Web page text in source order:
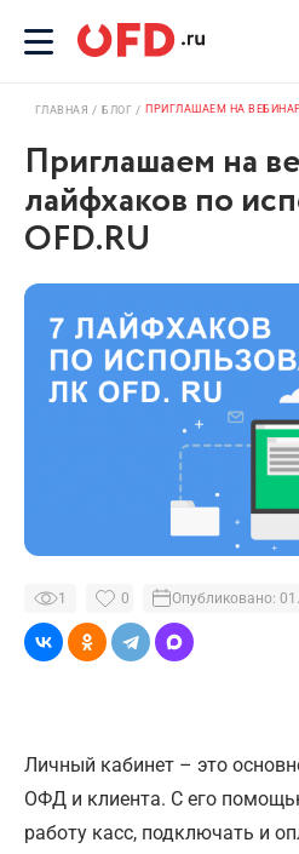
ГЛАВНАЯ БЛОГ
Приглашаем на
лайфхаков по
OFD.RU
1 Опубликовано:
0
Личный кабинет – это
ОФД и клиента. С его
работу касс, подключать и